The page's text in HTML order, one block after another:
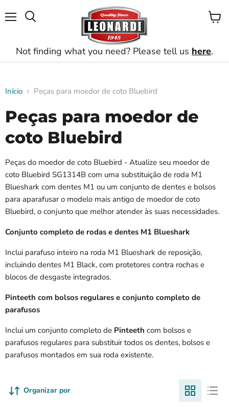
Not finding what you need? Please tell us here.
Ver
Início Peças para moedor de coto Bluebird
Peças para moedor de
coto Bluebird
Peças do moedor de coto Bluebird - Atualize seu moedor de
coto Bluebird SG1314B com uma substituição de roda M1
Blueshark com dentes M1 ou um conjunto de dentes e bolsos
para aparafusar o modelo mais antigo de moedor de coto
Bluebird, o conjunto que melhor atender às suas necessidades.
Conjunto completo de rodas e dentes M1 Blueshark
Inclui parafuso inteiro na roda M1 Blueshark de reposição,
incluindo dentes M1 Black, com protetores contra rochas e
blocos de desgaste integrados.
Pinteeth com bolsos regulares e conjunto completo de
parafusos
Inclui um conjunto completo de Pinteeth com bolsos e
parafusos regulares para substituir todos os dentes, bolsos e
parafusos montados em sua roda existente.
Organizar por